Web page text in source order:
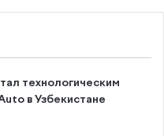
технологическим
в Узбекистане